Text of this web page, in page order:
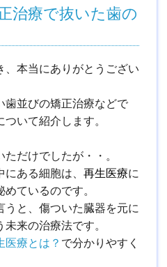
治療で抜いた歯の
、本当にありがとうござい
歯並びの矯正治療などで
ついて紹介します。
だけでしたが・・。
ある細胞は、 再生医療に
ているのです。
うと、傷ついた臓器を元に
来の治療法です。
医療とは？ で分かりやすく